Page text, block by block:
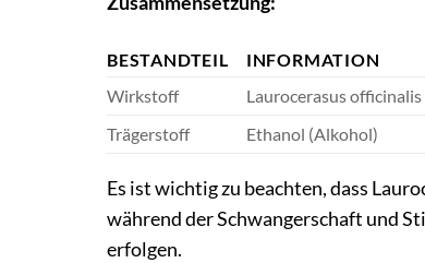
BESTANDTEIL
INFORMATION
Wirkstoff
Laurocerasus
Trägerstoff
Ethanol (Alkohol)
Es ist wichtig zu beachten, dass
während der Schwangerschaft und
erfolgen.